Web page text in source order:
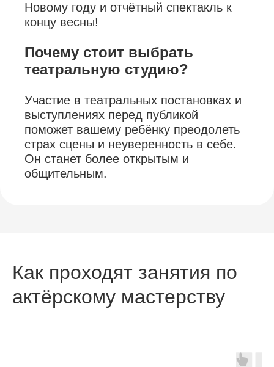
Новому году и отчётный спектакль к
концу весны!
Почему стоит выбрать
театральную студию?
Участие в театральных постановках и
выступлениях перед публикой
поможет вашему ребёнку преодолеть
страх сцены и неуверенность в себе.
Он станет более открытым и
общительным.
Как проходят занятия по
актёрскому мастерству